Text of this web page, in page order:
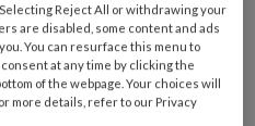
of gel?.Podopost
Deel dit artikel
Reject All or withdrawing your
are disabled, some content and ads
You can resurface this menu to
at any time by clicking the
of the webpage. Your choices will
more details, refer to our Privacy